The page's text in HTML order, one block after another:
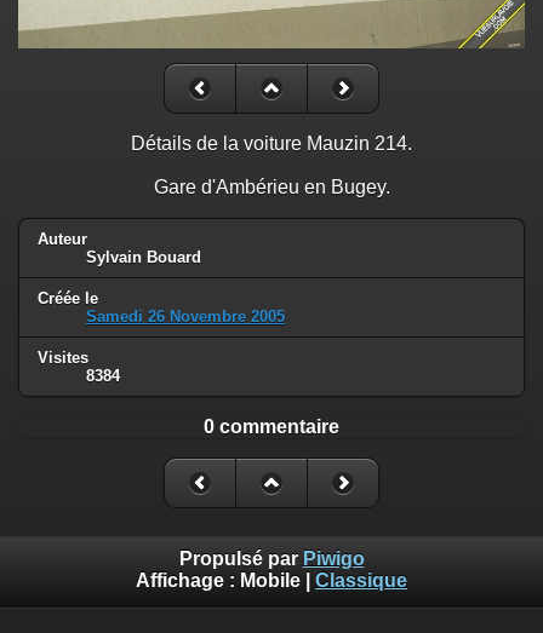
Détails de la voiture Mauzin 214.
Gare d'Ambérieu en Bugey.
Auteur
Sylvain Bouard
Créée le
Samedi 26 Novembre 2005
Visites
8384
0 commentaire
Propulsé par Piwigo
Affichage : Mobile Classique